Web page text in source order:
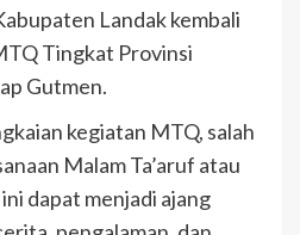
Landak kembali
Tingkat Provinsi
Gutmen.
kegiatan MTQ, salah
Malam Ta’aruf atau
dapat menjadi ajang